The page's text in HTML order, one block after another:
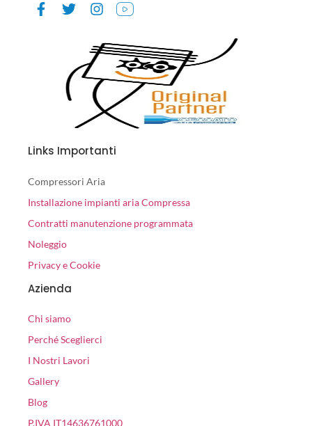
Links Importanti
Compressori Aria
Installazione impianti aria Compressa
Contratti manutenzione programmata
Noleggio
Privacy e Cookie
Azienda
Chi siamo
Perché Sceglierci
I Nostri Lavori
Gallery
Blog
P.IVA IT14636761000